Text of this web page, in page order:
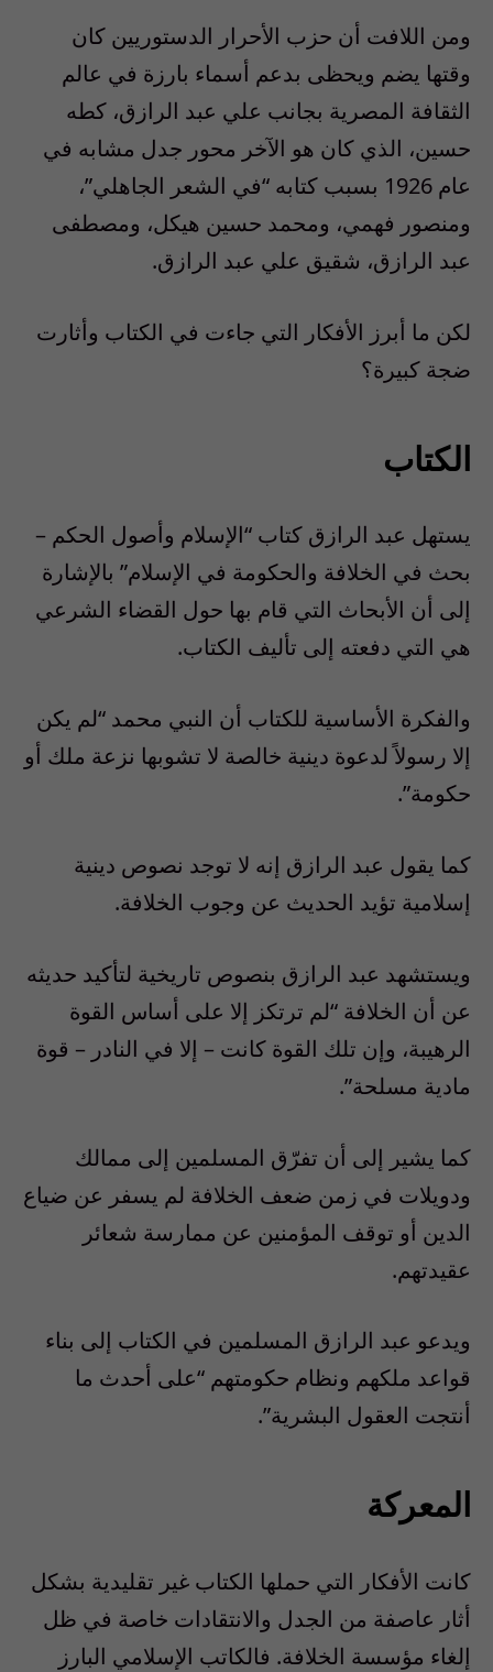
ومن اللافت أن حزب الأحرار الدستوريين كان
وقتها يضم ويحظى بدعم أسماء بارزة في عالم
الثقافة المصرية بجانب علي عبد الرازق، كطه
حسين، الذي كان هو الآخر محور جدل مشابه في
عام 1926 بسبب كتابه “في الشعر الجاهلي”،
ومنصور فهمي، ومحمد حسين هيكل، ومصطفى
عبد الرازق، شقيق علي عبد الرازق.
لكن ما أبرز الأفكار التي جاءت في الكتاب وأثارت
ضجة كبيرة؟
الكتاب
يستهل عبد الرازق كتاب “الإسلام وأصول الحكم –
بحث في الخلافة والحكومة في الإسلام” بالإشارة
إلى أن الأبحاث التي قام بها حول القضاء الشرعي
هي التي دفعته إلى تأليف الكتاب.
والفكرة الأساسية للكتاب أن النبي محمد “لم يكن
إلا رسولاً لدعوة دينية خالصة لا تشوبها نزعة ملك أو
حكومة”.
كما يقول عبد الرازق إنه لا توجد نصوص دينية
إسلامية تؤيد الحديث عن وجوب الخلافة.
ويستشهد عبد الرازق بنصوص تاريخية لتأكيد حديثه
عن أن الخلافة “لم ترتكز إلا على أساس القوة
الرهيبة، وإن تلك القوة كانت – إلا في النادر – قوة
مادية مسلحة”.
كما يشير إلى أن تفرّق المسلمين إلى ممالك
ودويلات في زمن ضعف الخلافة لم يسفر عن ضياع
الدين أو توقف المؤمنين عن ممارسة شعائر
عقيدتهم.
ويدعو عبد الرازق المسلمين في الكتاب إلى بناء
قواعد ملكهم ونظام حكومتهم “على أحدث ما
أنتجت العقول البشرية”.
المعركة
كانت الأفكار التي حملها الكتاب غير تقليدية بشكل
أثار عاصفة من الجدل والانتقادات خاصة في ظل
إلغاء مؤسسة الخلافة. فالكاتب الإسلامي البارز